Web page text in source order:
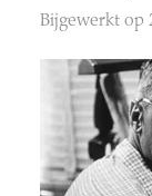
Bijgewerkt op